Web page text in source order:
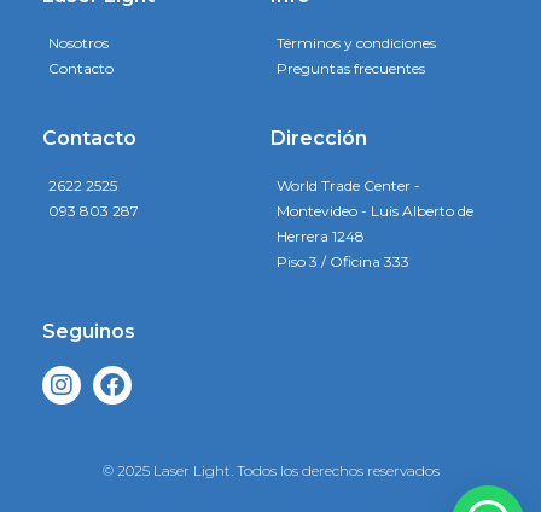
Nosotros
Contacto
Términos y condiciones
Preguntas frecuentes
Contacto
2622 2525
093 803 287
Dirección
World Trade Center -
Montevideo - Luis Alberto de
Herrera 1248
Piso 3 / Oficina 333
Seguinos
© 2025 Laser Light. Todos los derechos reservados